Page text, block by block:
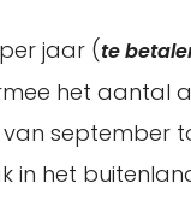
jaar (te
het aantal
september
in het